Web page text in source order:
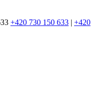
+420 730 150 633 | +420